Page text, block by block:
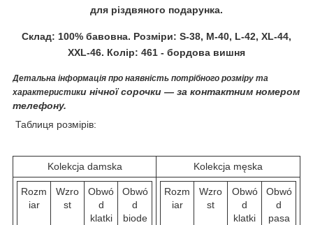
для різдвяного подарунка.
Склад: 100% бавовна. Розміри: S-38, M-40, L-42, XL-44,
XXL-46. Колір: 461 - бордова вишня
Детальна інформація про наявність потрібного розміру та
характеристики нічної сорочки ― за контактним номером
телефону.
Таблиця розмірів:
Kolekcja damska Kolekcja męska
Rozm
iar
Wzro
st
Obwó
d
klatki
Obwó
d
biode
Rozm
iar
Wzro
st
Obwó
d
klatki
Obwó
d
pasa